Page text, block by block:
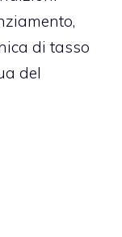
di tasso
del